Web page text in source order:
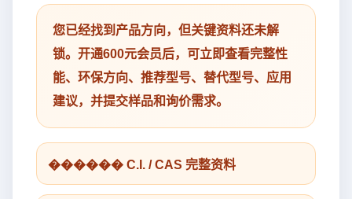
您已经找到产品方向，但关键资料还未解
锁。开通600元会员后，可立即查看完整性
能、环保方向、推荐型号、替代型号、应用
建议，并提交样品和询价需求。
������ C.I. / CAS 完整资料